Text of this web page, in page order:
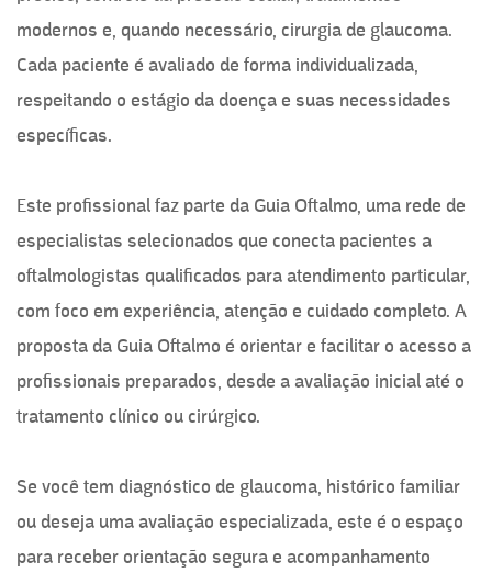
modernos e, quando necessário, cirurgia de glaucoma.
Cada paciente é avaliado de forma individualizada,
respeitando o estágio da doença e suas necessidades
específicas.
Este profissional faz parte da Guia Oftalmo, uma rede de
especialistas selecionados que conecta pacientes a
oftalmologistas qualificados para atendimento particular,
com foco em experiência, atenção e cuidado completo. A
proposta da Guia Oftalmo é orientar e facilitar o acesso a
profissionais preparados, desde a avaliação inicial até o
tratamento clínico ou cirúrgico.
Se você tem diagnóstico de glaucoma, histórico familiar
ou deseja uma avaliação especializada, este é o espaço
para receber orientação segura e acompanhamento